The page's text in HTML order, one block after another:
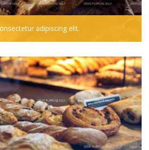
adipiscing elit.